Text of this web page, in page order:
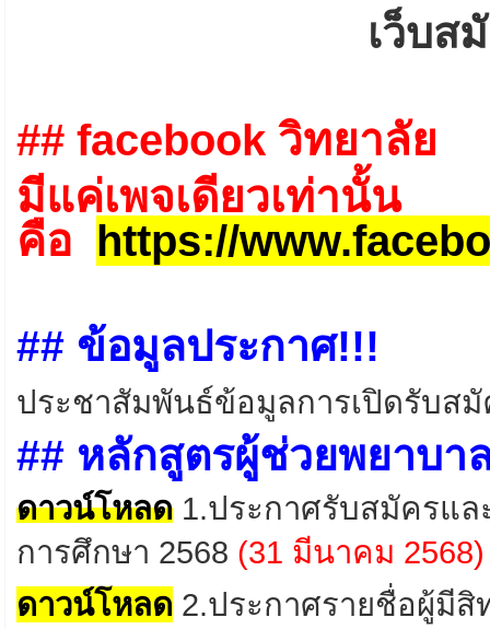
เว็บส
## facebook วิทยาลัย
มีแค่เพจเดียวเท่านั้น
คือ https://
## ข้อมูลประกาศ!!!
ประชาสัมพันธ์ข้อมูลการเปิดรับส
## หลักสูตรผู้ช่วยพยาบา
ดาวน์โหลด 1.ประกาศรับสมัครแ
การศึกษา 2568 (31 มีนาคม 2568)
ดาวน์โหลด 2.ประกาศรายชื่อผู้มีสิ